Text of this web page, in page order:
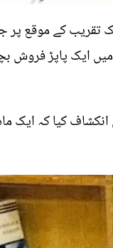
تقریب کے موقع پر
ایک پاپڑ فروش
کیا کہ ایک